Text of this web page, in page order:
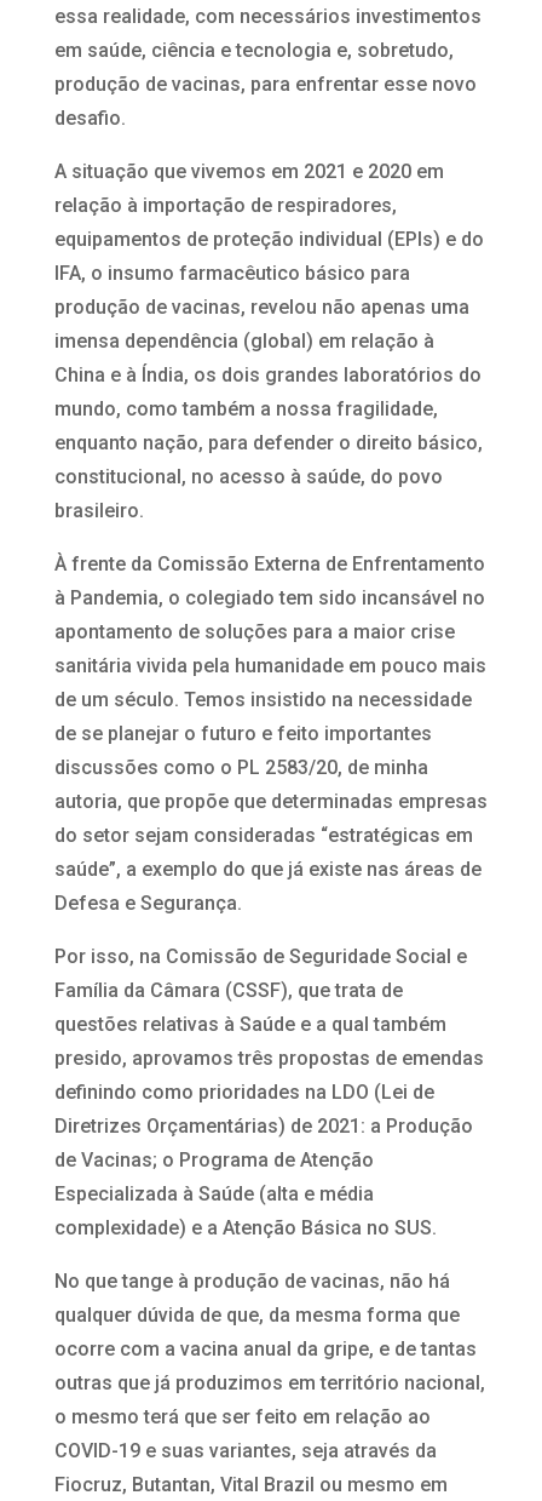
essa realidade, com necessários investimentos
em saúde, ciência e tecnologia e, sobretudo,
produção de vacinas, para enfrentar esse novo
desafio.
A situação que vivemos em 2021 e 2020 em
relação à importação de respiradores,
equipamentos de proteção individual (EPIs) e do
IFA, o insumo farmacêutico básico para
produção de vacinas, revelou não apenas uma
imensa dependência (global) em relação à
China e à Índia, os dois grandes laboratórios do
mundo, como também a nossa fragilidade,
enquanto nação, para defender o direito básico,
constitucional, no acesso à saúde, do povo
brasileiro.
À frente da Comissão Externa de Enfrentamento
à Pandemia, o colegiado tem sido incansável no
apontamento de soluções para a maior crise
sanitária vivida pela humanidade em pouco mais
de um século. Temos insistido na necessidade
de se planejar o futuro e feito importantes
discussões como o PL 2583/20, de minha
autoria, que propõe que determinadas empresas
do setor sejam consideradas “estratégicas em
saúde”, a exemplo do que já existe nas áreas de
Defesa e Segurança.
Por isso, na Comissão de Seguridade Social e
Família da Câmara (CSSF), que trata de
questões relativas à Saúde e a qual também
presido, aprovamos três propostas de emendas
definindo como prioridades na LDO (Lei de
Diretrizes Orçamentárias) de 2021: a Produção
de Vacinas; o Programa de Atenção
Especializada à Saúde (alta e média
complexidade) e a Atenção Básica no SUS.
No que tange à produção de vacinas, não há
qualquer dúvida de que, da mesma forma que
ocorre com a vacina anual da gripe, e de tantas
outras que já produzimos em território nacional,
o mesmo terá que ser feito em relação ao
COVID-19 e suas variantes, seja através da
Fiocruz, Butantan, Vital Brazil ou mesmo em